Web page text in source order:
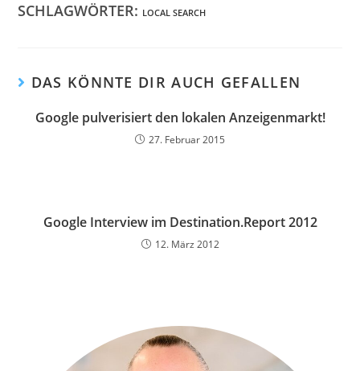
SCHLAGWÖRTER: LOCAL SEARCH
DAS KÖNNTE DIR AUCH GEFALLEN
Google pulverisiert den lokalen Anzeigenmarkt!
27. Februar 2015
Google Interview im Destination.Report 2012
12. März 2012